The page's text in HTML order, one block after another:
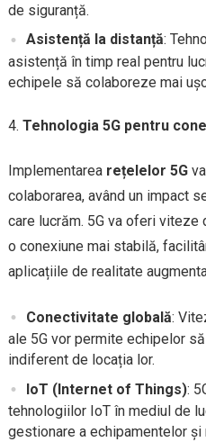
de siguranță.
Asistență la distanță:
asistență în timp real pentru
echipele să colaboreze mai
Tehnologia 5G pentru
Implementarea rețelelor 5Gva
colaborarea, având un impact
care lucrăm. 5G va oferi
o conexiune mai stabilă,
aplicațiile de realitate
Conectivitate globală:
ale 5G vor permite echipelor
indiferent de locația lor.
IoT (Internet of Things):
tehnologiilor IoT în mediul de
gestionare a echipamentelor